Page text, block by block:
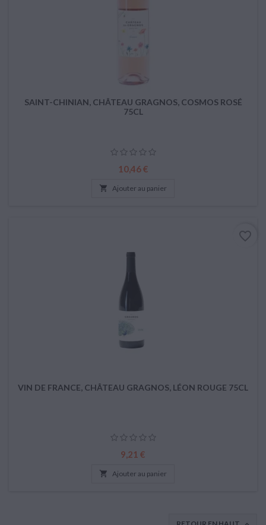
SAINT-CHINIAN, CHÂTEAU GRAGNOS, COSMOS ROSÉ
75CL
Prix
10,46 €
 Ajouter au panier
VIN DE FRANCE, CHÂTEAU GRAGNOS, LÉON ROUGE 75CL
Prix
9,21 €
 Ajouter au panier
favorite_border